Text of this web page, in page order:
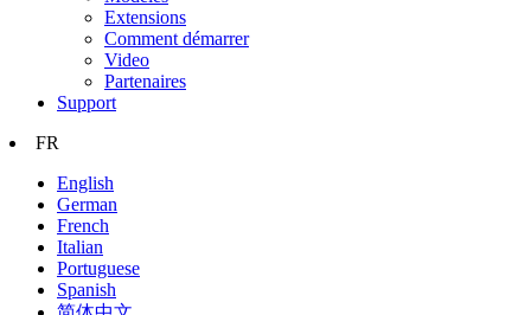
Extensions
Comment démarrer
Video
Partenaires
Support
FR
English
German
French
Italian
Portuguese
Spanish